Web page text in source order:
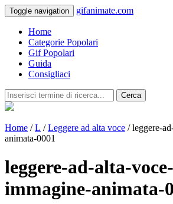
Toggle navigation gifanimate.com
Home
Categorie Popolari
Gif Popolari
Guida
Consigliaci
Cerca
Home /L /Leggere ad alta voce / leggere-
animata-0001
leggere-ad-alta-voce-
immagine-animata-